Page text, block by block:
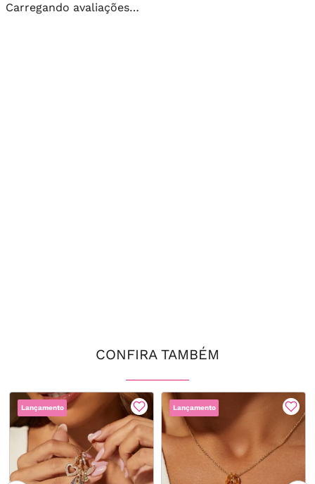
Carregando avaliações…
CONFIRA TAMBÉM
Lançamento Lançamento